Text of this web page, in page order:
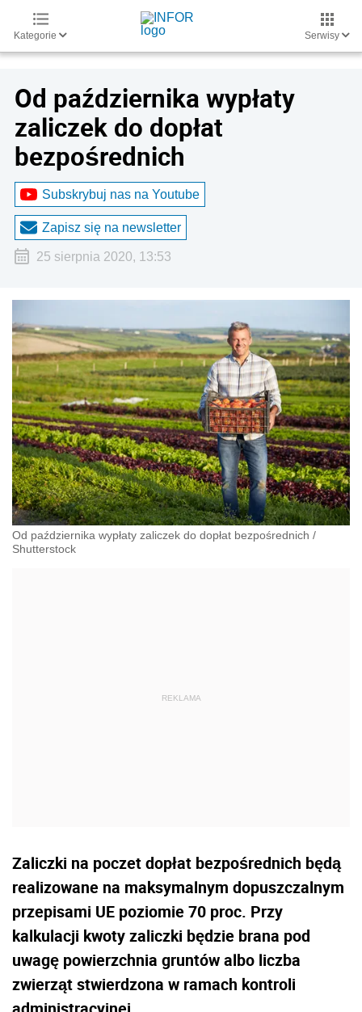
Kategorie Serwisy
Od października wypłaty
zaliczek do dopłat
bezpośrednich
Subskrybuj nas na Youtube
Zapisz się na newsletter
25 sierpnia 2020, 13:53
Od października wypłaty zaliczek do dopłat bezpośrednich /
Shutterstock
Zaliczki na poczet dopłat bezpośrednich będą
realizowane na maksymalnym dopuszczalnym
przepisami UE poziomie 70 proc. Przy
kalkulacji kwoty zaliczki będzie brana pod
uwagę powierzchnia gruntów albo liczba
zwierząt stwierdzona w ramach kontroli